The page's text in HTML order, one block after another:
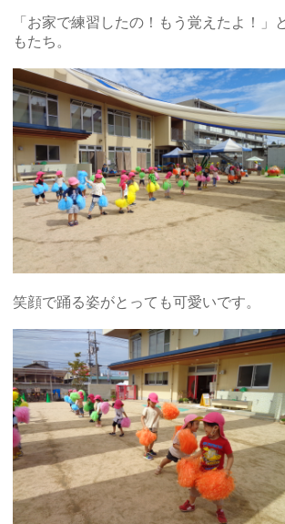
「お家で練習したの！もう覚えたよ！」
もたち。
笑顔で踊る姿がとっても可愛いです。